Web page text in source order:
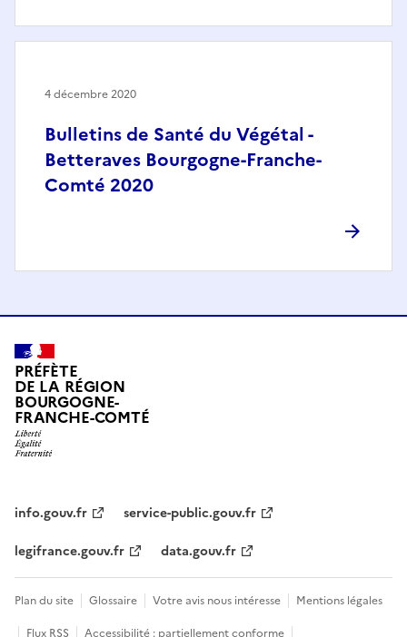
Bulletins de Santé du Végétal -
Betteraves Bourgogne-Franche-
Comté 2020
4 décembre 2020
PRÉFÈTE
DE LA RÉGION
BOURGOGNE-
FRANCHE-COMTÉ
info.gouv.fr
service-public.gouv.fr
legifrance.gouv.fr
data.gouv.fr
Plan du site Glossaire Votre avis nous intéresse
Mentions légales
Flux RSS
Accessibilité : partiellement conforme